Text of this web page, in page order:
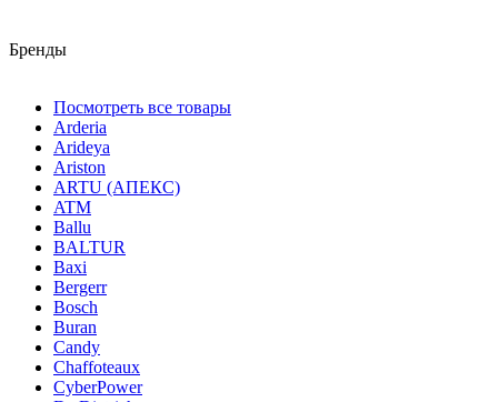
Бренды
Посмотреть все товары
Arderia
Arideya
Ariston
ARTU (АПЕКС)
ATM
Ballu
BALTUR
Baxi
Bergerr
Bosch
Buran
Candy
Chaffoteaux
CyberPower